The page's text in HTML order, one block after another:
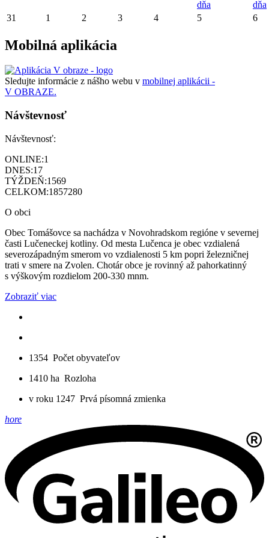
dňa
dňa
31
1 2 3 4 5 6
Mobilná aplikácia
Sledujte informácie z nášho webu v mobilnej aplikácii -
V OBRAZE.
Návštevnosť
Návštevnosť:
ONLINE:1
DNES:17
TÝŽDEŇ:1569
CELKOM:1857280
O obci
Obec Tomášovce sa nachádza v Novohradskom regióne v severnej
časti Lučeneckej kotliny. Od mesta Lučenca je obec vzdialená
severozápadným smerom vo vzdialenosti 5 km popri železničnej
trati v smere na Zvolen. Chotár obce je rovinný až pahorkatinný
s výškovým rozdielom 200-330 mnm.
Zobraziť viac
1354 Počet obyvateľov
1410 ha Rozloha
v roku 1247 Prvá písomná zmienka
hore